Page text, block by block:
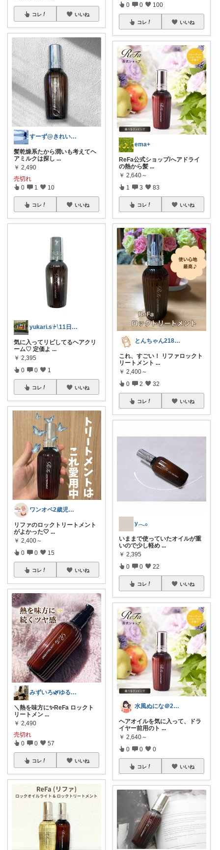
コレ いいね
すーず@きれいのメモroom
髪乾燥系たから潤いも考えてヘ
アミルクは探し ...
￥ 2,490
売切れ
0 1 10
コレ いいね
yukari.s𓍯11日経由購入感謝
気に入ってリピしてるヘアクリ
ーム♡ 定価よ ...
￥ 2,395
0 0 1
コレ いいね
ワンオペ2歳児ママ宅建士
リファのロックトリートメント
がよかった🤍 ...
￥ 2,400～
0 0 15
コレ いいね
みずいろ🌿ゆるミニマリストの暮らし
＼熱を味方に✨ReFa ロックト
リートメン ...
￥ 2,490
売切れ
0 0 57
コレ いいね
0 0 100
コレ いいね
ema+
ReFa公式ショップ/へアドライ
の熱から髪 ...
￥ 2,640～
1 3 83
コレ いいね
とんちゃん218🐢ｺﾒﾝﾄ👀🫶
これ、すごい！ リファロックト
リートメント ...
￥ 2,400～
0 2 32
コレ いいね
y𓂃𓂂
いままで使っていたオイルが重
いので少し軽め ...
￥ 2,395
0 0 22
コレ いいね
水風ぬにな＠2児ワーママ
ヘアオイルを気に入って、ドラ
イヤー前用のト ...
￥ 2,640～
0 0 0
コレ いいね